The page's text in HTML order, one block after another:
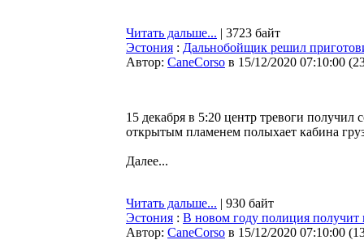
Читать дальше... | 3723 байт
Эстония : Дальнобойщик решил
Автор: CaneCorso в 15/12/2020 07:10:00 (
15 декабря в 5:20 центр тревоги
открытым пламенем полыхает кабина
Далее...
Читать дальше... | 930 байт
Эстония : В новом году полиция получит
Автор: CaneCorso в 15/12/2020 07:10:00 (